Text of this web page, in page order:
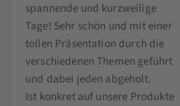
spannende und kurzweilige
Tage! Sehr schön und mit einer
tollen Präsentation durch die
verschiedenen Themen geführt
und dabei jeden abgeholt.
Ist konkret auf unsere Produkte